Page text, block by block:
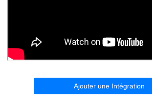
Ajouter une Intégration